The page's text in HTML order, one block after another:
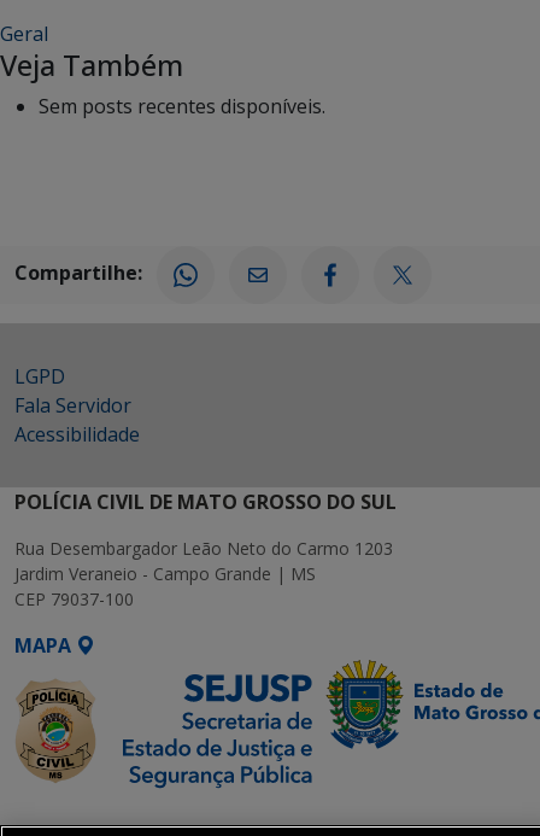
Geral
Veja Também
Sem posts recentes disponíveis.
Compartilhe:
LGPD
Fala Servidor
Acessibilidade
POLÍCIA CIVIL DE MATO GROSSO DO SUL
Rua Desembargador Leão Neto do Carmo 1203
Jardim Veraneio - Campo Grande | MS
CEP 79037-100
MAPA